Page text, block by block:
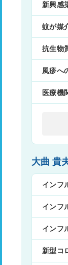
新興感
蚊が媒
抗生物
風疹へ
医療機
大曲 貴
インフ
インフ
インフ
新型コ